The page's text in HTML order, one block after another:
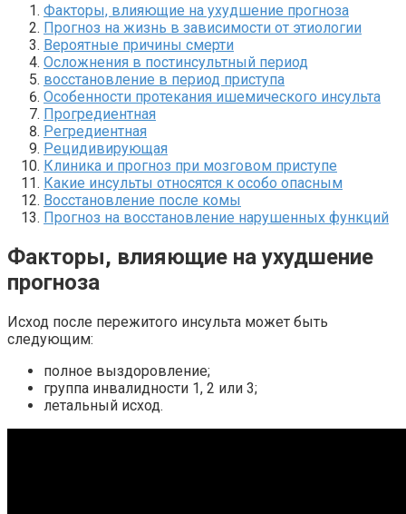
Факторы, влияющие на ухудшение прогноза
Прогноз на жизнь в зависимости от этиологии
Вероятные причины смерти
Осложнения в постинсультный период
восстановление в период приступа
Особенности протекания ишемического инсульта
Прогредиентная
Регредиентная
Рецидивирующая
Клиника и прогноз при мозговом приступе
Какие инсульты относятся к особо опасным
Восстановление после комы
Прогноз на восстановление нарушенных функций
Факторы, влияющие на ухудшение
прогноза
Исход после пережитого инсульта может быть
следующим:
полное выздоровление;
группа инвалидности 1, 2 или 3;
летальный исход.